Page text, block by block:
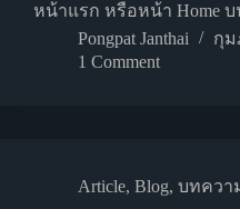
หน้าแรก หรือหน้า Home บ
Pongpat Janthai
กุม
1 Comment
Article, Blog, บทควา